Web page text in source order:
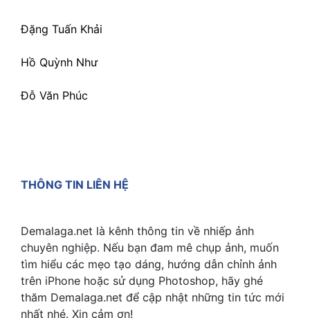
Đặng Tuấn Khải
Hồ Quỳnh Như
Đỗ Văn Phúc
THÔNG TIN LIÊN HỆ
Demalaga.net là kênh thông tin về nhiếp ảnh
chuyên nghiệp. Nếu bạn đam mê chụp ảnh, muốn
tìm hiểu các mẹo tạo dáng, hướng dẫn chỉnh ảnh
trên iPhone hoặc sử dụng Photoshop, hãy ghé
thăm Demalaga.net để cập nhật những tin tức mới
nhất nhé. Xin cảm ơn!